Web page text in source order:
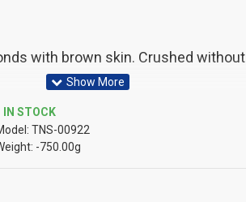
with brown skin. Crushed
IN STOCK
TNS-00922
-750.00g